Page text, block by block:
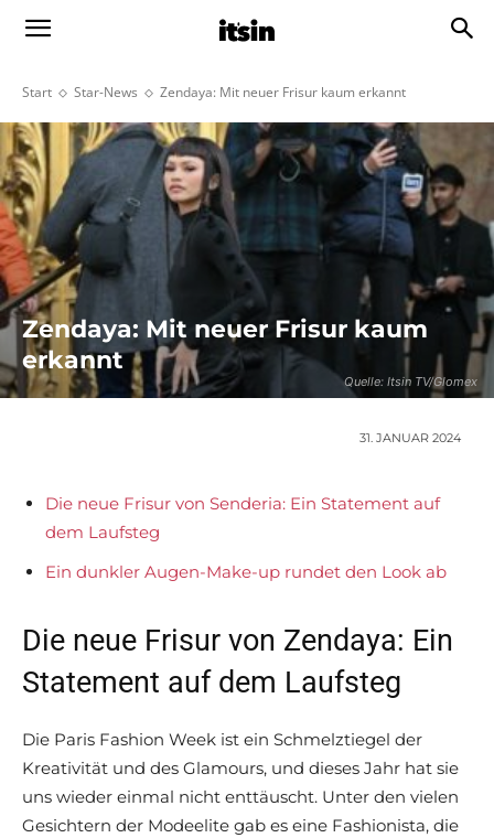
Start Star-News Zendaya: Mit neuer Frisur kaum erkannt
Quelle: Itsin TV/Glomex
Zendaya: Mit neuer Frisur kaum
erkannt
31. JANUAR 2024
Die neue Frisur von Senderia: Ein Statement auf
dem Laufsteg
Ein dunkler Augen-Make-up rundet den Look ab
Die neue Frisur von Zendaya: Ein
Statement auf dem Laufsteg
Die Paris Fashion Week ist ein Schmelztiegel der
Kreativität und des Glamours, und dieses Jahr hat sie
uns wieder einmal nicht enttäuscht. Unter den vielen
Gesichtern der Modeelite gab es eine Fashionista, die